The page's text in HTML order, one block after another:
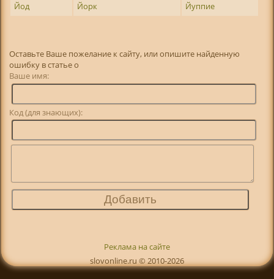
Йод
Йорк Йуппие
Оставьте Ваше пожелание к сайту, или опишите найденную
ошибку в статье о
Ваше имя:
Код (для знающих):
Реклама на сайте
slovonline.ru © 2010-2026